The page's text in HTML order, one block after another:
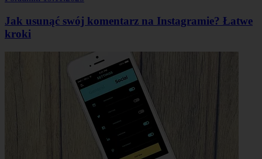
Jak usunąć swój komentarz na Instagramie? Łatwe
kroki